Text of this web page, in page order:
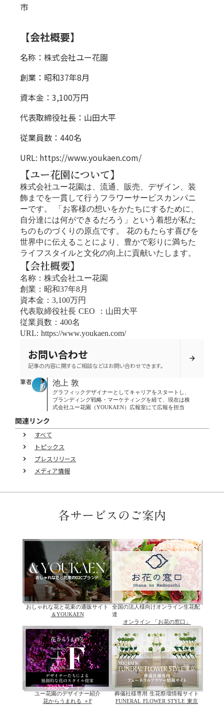
市
【会社概要】
名称：株式会社ユー花園
創業：昭和37年8月
資本金：3,100万円
代表取締役社長：山田大平
従業員数：440名
URL: https://www.youkaen.com/
【ユー花園について】
株式会社ユー花園は、流通、販売、デザイン、装
飾までを一貫して行うフラワーサービスカンパニ
ーです。 「お客様の想いをかたちにするために、
自分達には何ができるだろう」という着想が私た
ちのものづくりの原点です。 花のもたらす喜びを
世界中に伝えることにより、豊かで彩りに満ちた
ライフスタイルと文化の向上に貢献いたします。
【会社概要】
名称：株式会社ユー花園
創業：昭和37年8月
資本金：3,100万円
代表取締役社長 CEO ：山田大平
従業員数：400名
URL: https://www.youkaen.com/
お問い合わせ
記事の内容に関するご相談などはお問い合わせできます。
arrow_forward
筆者 池上 敦
グラフィックデザイナーとしてキャリアをスタートし、
ブランディング戦略・マーケティングを経て、現在は株
式会社ユー花園（YOUKAEN）広報室にて広報を担当
関連リンク
keyboard_arrow_right すべて
keyboard_arrow_right トピックス
keyboard_arrow_right プレスリリース
keyboard_arrow_right メディア情報
各サービスのご案内
おしゃれな花と花束の通販サイト
＆YOUKAEN
全国の法人様向けオンライン生花配
達
オンライン 「お花の窓口」
ユー花園のデザイナー紹介
花からうまれる ＋F
葬儀社様専用 生花祭壇情報サイト
FUNERAL FLOWER STYLE 東京